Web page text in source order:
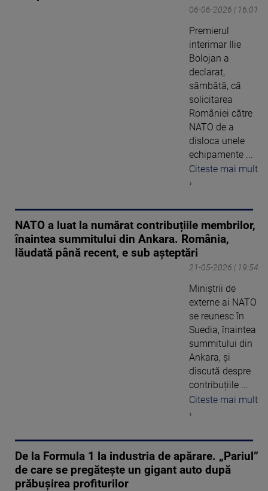
06-06-2026 | 16:01
Premierul
interimar Ilie
Bolojan a
declarat,
sâmbătă, că
solicitarea
României către
NATO de a
disloca unele
echipamente ...
Citeste mai mult
›
NATO a luat la numărat contribuțiile membrilor,
înaintea summitului din Ankara. România,
lăudată până recent, e sub așteptări
21-05-2026 | 19:54
Miniștrii de
externe ai NATO
se reunesc în
Suedia, înaintea
summitului din
Ankara, și
discută despre
contribuțiile ...
Citeste mai mult
›
De la Formula 1 la industria de apărare. „Pariul”
de care se pregătește un gigant auto după
prăbușirea profiturilor